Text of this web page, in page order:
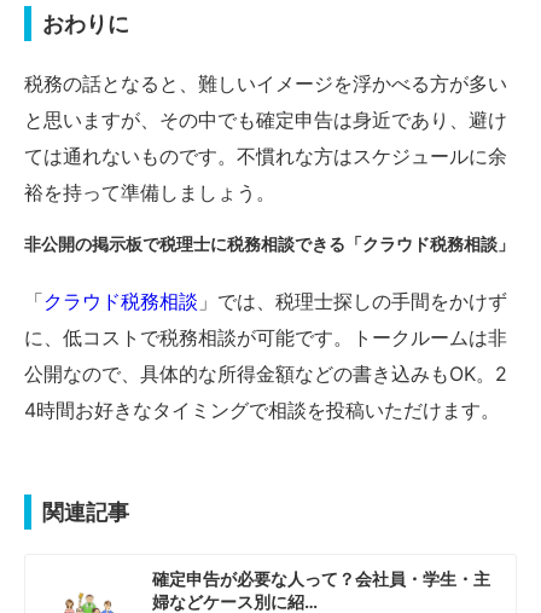
おわりに
税務の話となると、難しいイメージを浮かべる方が多い
と思いますが、その中でも確定申告は身近であり、避け
ては通れないものです。不慣れな方はスケジュールに余
裕を持って準備しましょう。
非公開の掲示板で税理士に税務相談できる「クラウド税務相談」
「クラウド税務相談 」では、税理士探しの手間をかけず
に、低コストで税務相談が可能です。トークルームは非
公開なので、具体的な所得金額などの書き込みもOK。2
4時間お好きなタイミングで相談を投稿いただけます。
関連記事
確定申告が必要な人って？会社員・学生・主
婦などケース別に紹…